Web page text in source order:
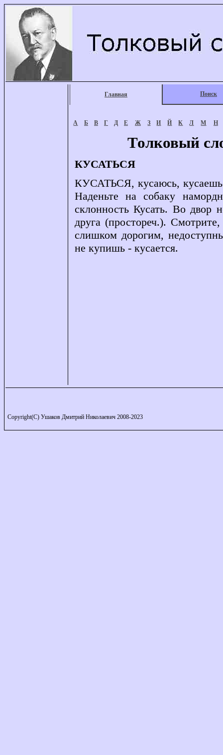
Главная Поиск
А Б В Г Д Е Ж З И Й К Л М Н
Толковый
КУСАТЬСЯ
КУСАТЬСЯ, кусаюсь,
Наденьте на собаку
склонность Кусать. Во двор
друга (простореч.).
слишком дорогим,
не купишь - кусается.
Copyright(C) Ушаков Дмитрий Николаевич 2008-2023